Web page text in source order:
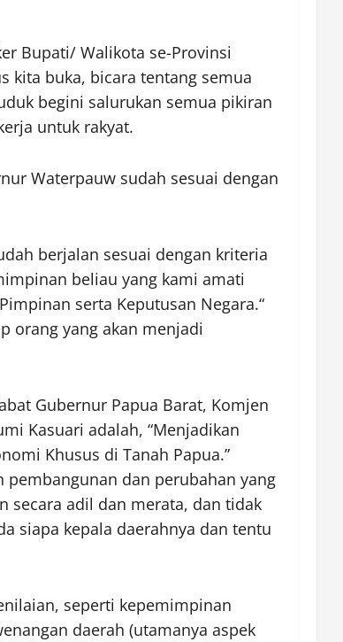
Bupati/ Walikota se-Provinsi
kita buka, bicara tentang semua
begini salurukan semua pikiran
untuk rakyat.
Waterpauw sudah sesuai dengan
berjalan sesuai dengan kriteria
beliau yang kami amati
serta Keputusan Negara.“
orang yang akan menjadi
Gubernur Papua Barat, Komjen
Kasuari adalah, “Menjadikan
Khusus di Tanah Papua.”
pembangunan dan perubahan yang
secara adil dan merata, dan tidak
siapa kepala daerahnya dan tentu
seperti kepemimpinan
daerah (utamanya aspek